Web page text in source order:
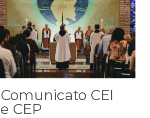
Comunicato CEI
e CEP